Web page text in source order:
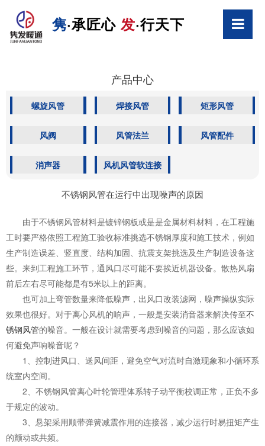
隽·承匠心 发·行天下
产品中心
螺旋风管 焊接风管 矩形风管
风阀 风管法兰 风管配件
消声器 风机风管软连接
不锈钢风管在运行中出现噪声的原因
由于不锈钢风管材料是镀锌钢板或是是金属材料材料，在工程施
工时要严格依照工程施工验收标准挑选不锈钢厚度和施工技术，例如
生产制造误差、竖直度、结构加固、抗震支架挑选及生产制造设备这
些。来到工程施工环节，通风口尽可能不要挨近机器设备。散热风扇
前后左右尽可能都是有5米以上的距离。
也可加上弯管数量来降低噪声，出风口改装滤网，噪声操纵实际
效果也很好。对于离心风机的响声，一般是安装消音器来解决传至不
锈钢风管的噪音。一般在设计就需要考虑到噪音的问题，那么应该如
何避免声响噪音呢？
1、控制进风口、送风间距，避免空气对流时自激现象和小循环系
统室内空间。
2、不锈钢风管离心叶轮管理体系转子动平衡校调正常，正负不多
于规定的波动。
3、悬架采用顺带弹簧减震作用的连接器，减少运行时易扭矩产生
的颤动或共频。